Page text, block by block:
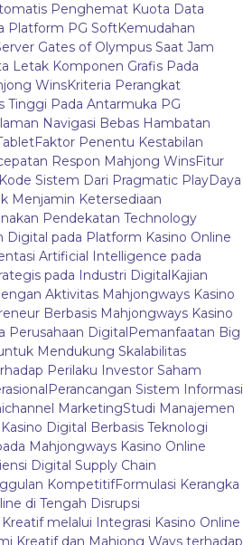
Penghemat Kuota Data
Platform PG SoftKemudahan
Gates of Olympus Saat Jam
Letak Komponen Grafis Pada
WinsKriteria Perangkat
Tinggi Pada Antarmuka PG
Navigasi Bebas Hambatan
Faktor Penentu Kestabilan
Respon Mahjong WinsFitur
Sistem Dari Pragmatic PlayDaya
Menjamin Ketersediaan
Pendekatan Technology
Digital pada Platform Kasino Online
Artificial Intelligence pada
pada Industri DigitalKajian
Aktivitas Mahjongways Kasino
Berbasis Mahjongways Kasino
Perusahaan DigitalPemanfaatan Big
Mendukung Skalabilitas
Perilaku Investor Saham
Perancangan Sistem Informasi
MarketingStudi Manajemen
Digital Berbasis Teknologi
Mahjongways Kasino Online
Digital Supply Chain
KompetitifFormulasi Kerangka
di Tengah Disrupsi
melalui Integrasi Kasino Online
Kreatif dan Mahjong Ways terhadap